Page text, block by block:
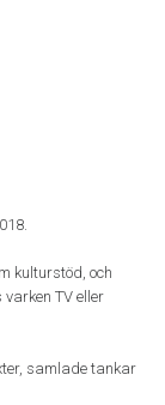
kulturstöd, och
TV eller
samlade tankar